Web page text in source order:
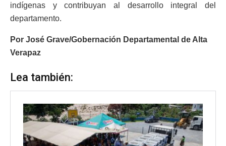
indígenas y contribuyan al desarrollo integral del
departamento.
Por José Grave/Gobernación Departamental de Alta
Verapaz
Lea también: